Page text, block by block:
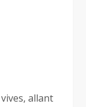
allant